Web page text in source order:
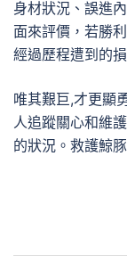
身材狀況、誤進
面來評價，若勝
經過歷程遭到的
唯其艱巨,才更顯
人追蹤關心和維
的狀況。救護鯨